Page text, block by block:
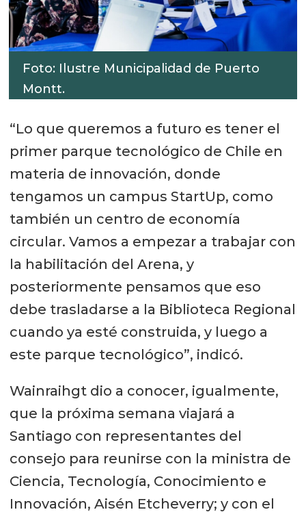
Foto: Ilustre Municipalidad de Puerto
Montt.
“Lo que queremos a futuro es tener el
primer parque tecnológico de Chile en
materia de innovación, donde
tengamos un campus StartUp, como
también un centro de economía
circular. Vamos a empezar a trabajar con
la habilitación del Arena, y
posteriormente pensamos que eso
debe trasladarse a la Biblioteca Regional
cuando ya esté construida, y luego a
este parque tecnológico”, indicó.
Wainraihgt dio a conocer, igualmente,
que la próxima semana viajará a
Santiago con representantes del
consejo para reunirse con la ministra de
Ciencia, Tecnología, Conocimiento e
Innovación, Aisén Etcheverry; y con el